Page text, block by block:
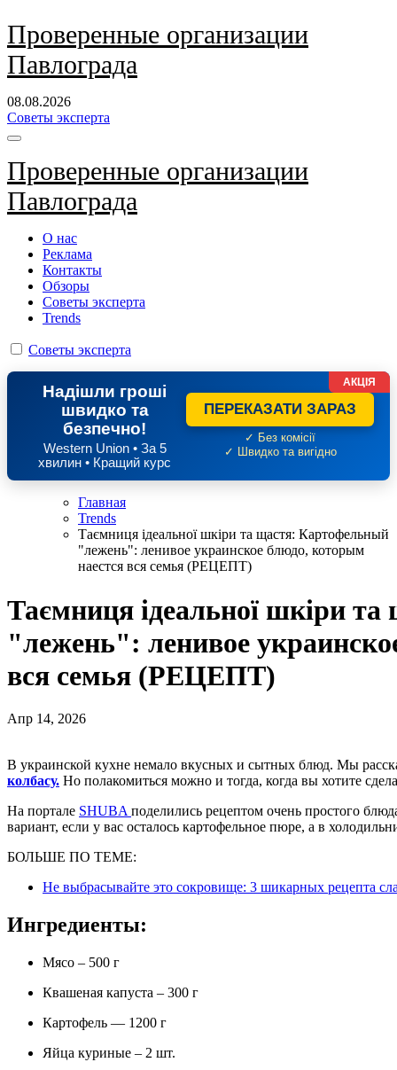
Перейти
к
содержанию
Проверенные организации
Павлограда
08.08.2026
Советы эксперта
Проверенные организации
Павлограда
О нас
Реклама
Контакты
Обзоры
Советы эксперта
Trends
Советы эксперта
Надішли гроші
швидко та
безпечно!
Western Union • За 5
хвилин • Кращий курс
ПЕРЕКАЗАТИ ЗАРАЗ
✓ Без комісії
✓ Швидко та вигідно
АКЦІЯ
Главная
Trends
Таємниця ідеальної шкіри та щастя: Картофельный
"лежень": ленивое украинское блюдо, которым
наестся вся семья (РЕЦЕПТ)
Таємниця ідеальної шкіри
"лежень": ленивое
вся семья (РЕЦЕПТ)
Апр 14, 2026
В украинской кухне немало вкусных и сытных блюд. Мы
колбасу. Но полакомиться можно и тогда, когда вы хотите
На портале SHUBA поделились рецептом очень простого
вариант, если у вас осталось картофельное пюре, а в
БОЛЬШЕ ПО ТЕМЕ:
Не выбрасывайте это сокровище: 3 шикарных рецепта
Ингредиенты:
Мясо – 500 г
Квашеная капуста – 300 г
Картофель — 1200 г
Яйца куриные – 2 шт.